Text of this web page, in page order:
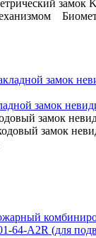
замок
замок
замок
замок